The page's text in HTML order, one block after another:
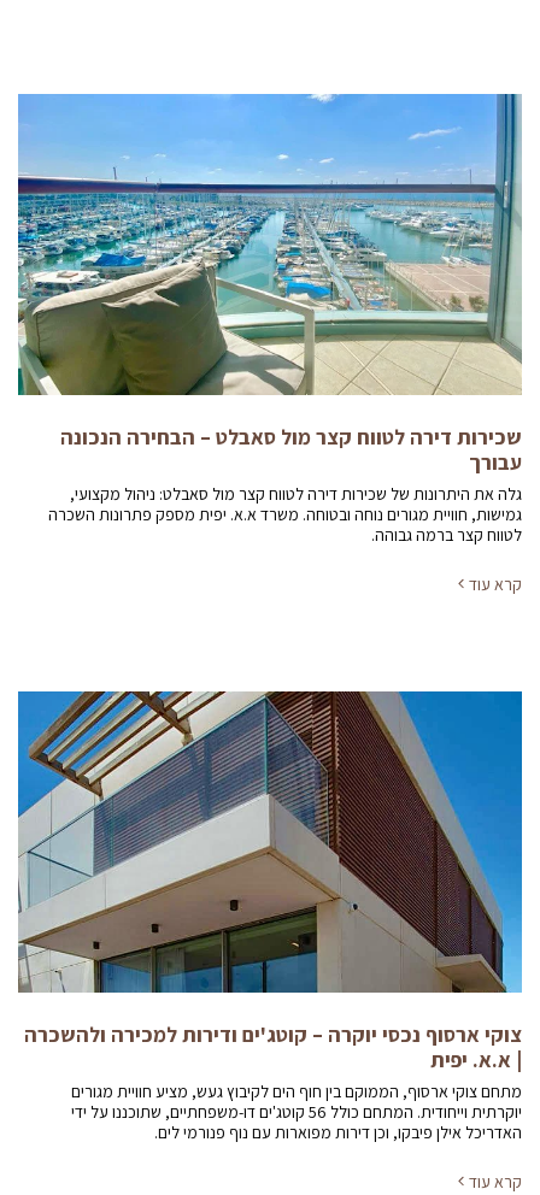
שכירות דירה לטווח קצר מול סאבלט – הבחירה הנכונה
עבורך
גלה את היתרונות של שכירות דירה לטווח קצר מול סאבלט: ניהול מקצועי,
גמישות, חוויית מגורים נוחה ובטוחה. משרד א.א. יפית מספק פתרונות השכרה
לטווח קצר ברמה גבוהה.
קרא עוד
צוקי ארסוף נכסי יוקרה – קוטג'ים ודירות למכירה ולהשכרה
| א.א. יפית
מתחם צוקי ארסוף, הממוקם בין חוף הים לקיבוץ געש, מציע חוויית מגורים
יוקרתית וייחודית. המתחם כולל 56 קוטג'ים דו-משפחתיים, שתוכננו על ידי
האדריכל אילן פיבקו, וכן דירות מפוארות עם נוף פנורמי לים.
קרא עוד